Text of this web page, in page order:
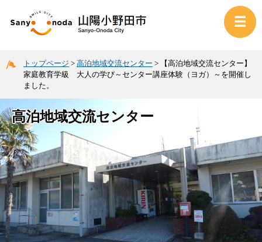
トップページ > 高泊地域交流センター >
【高泊地域交流センター】
家庭教育学級 大人の学び～センター講座体験（ヨガ）～を開催し
ました。
高泊地域交流センター